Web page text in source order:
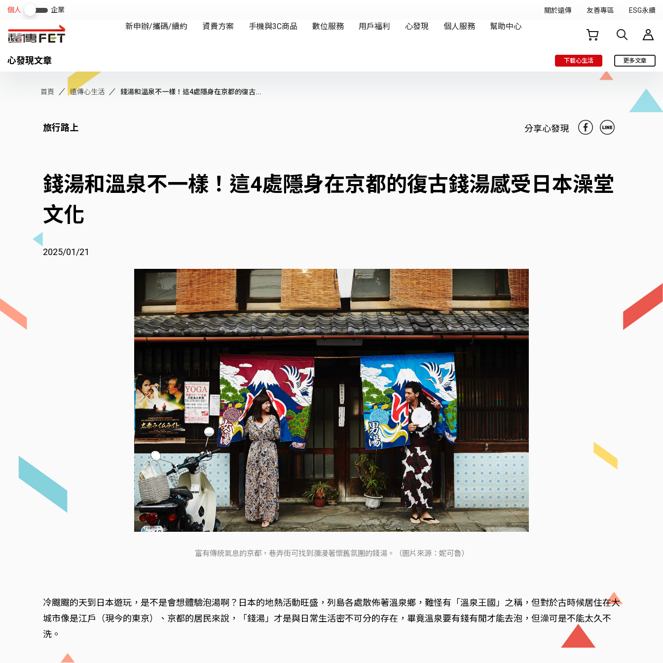
心發現文章 下載心生活 更多文章
首頁 遠傳心生活 錢湯和溫泉不一樣！這4處隱身在京都的復古...
旅行路上 分享心發現
錢湯和溫泉不一樣！這4處隱身在京都的復古錢湯感受日本澡堂
文化
2025/01/21
富有傳統氣息的京都，巷弄街可找到瀰漫著懷舊氛圍的錢湯。（圖片來源：妮可魯）
冷颼颼的天到日本遊玩，是不是會想體驗泡湯啊？日本的地熱活動旺盛，列島各處散佈著溫泉鄉，難怪有「溫泉王國」之稱，但對於古時候居住在大
城市像是江戶（現今的東京）、京都的居民來說，「錢湯」才是與日常生活密不可分的存在，畢竟溫泉要有錢有閒才能去泡，但澡可是不能太久不
洗。